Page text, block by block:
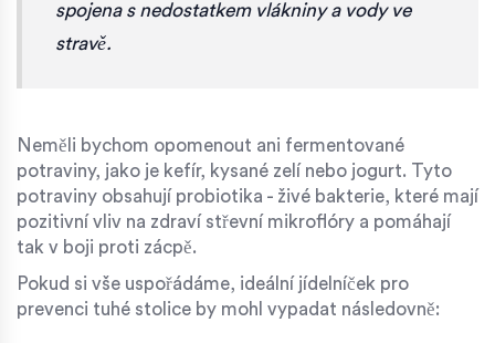
spojena s nedostatkem vlákniny a vody ve
stravě.
Neměli bychom opomenout ani fermentované
potraviny, jako je kefír, kysané zelí nebo jogurt. Tyto
potraviny obsahují probiotika - živé bakterie, které mají
pozitivní vliv na zdraví střevní mikroflóry a pomáhají
tak v boji proti zácpě.
Pokud si vše uspořádáme, ideální jídelníček pro
prevenci tuhé stolice by mohl vypadat následovně: